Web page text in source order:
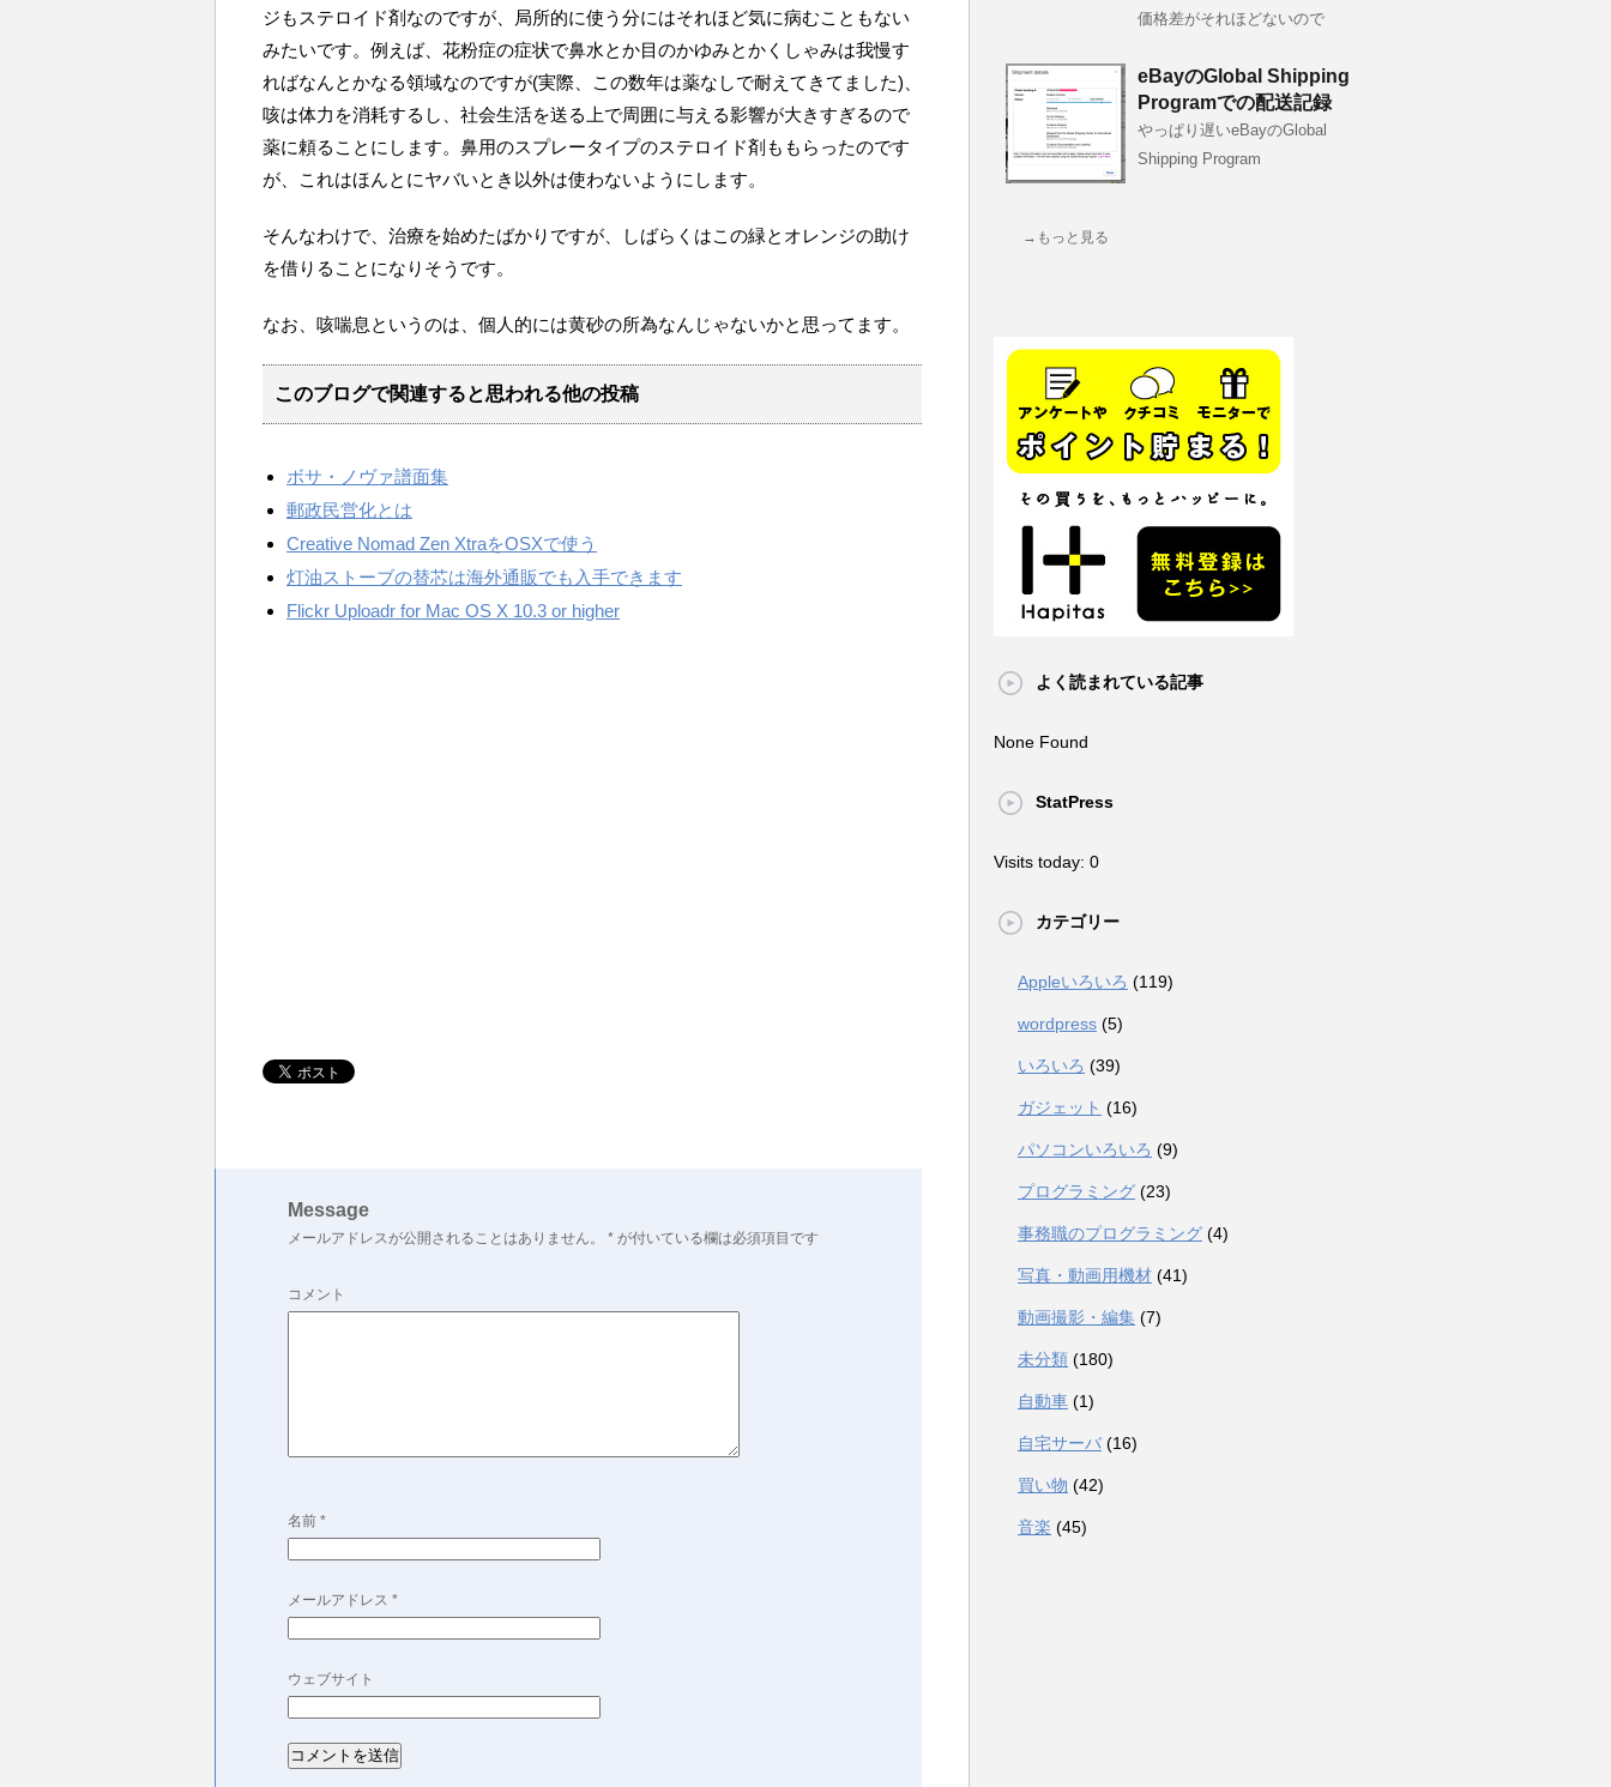
ジもステロイド剤なのですが、局所的に使う分にはそれほど気に病むこともない
みたいです。例えば、花粉症の症状で鼻水とか目のかゆみとかくしゃみは我慢す
ればなんとかなる領域なのですが(実際、この数年は薬なしで耐えてきてました)、
咳は体力を消耗するし、社会生活を送る上で周囲に与える影響が大きすぎるので
薬に頼ることにします。鼻用のスプレータイプのステロイド剤ももらったのです
が、これはほんとにヤバいとき以外は使わないようにします。
そんなわけで、治療を始めたばかりですが、しばらくはこの緑とオレンジの助け
を借りることになりそうです。
なお、咳喘息というのは、個人的には黄砂の所為なんじゃないかと思ってます。
このブログで関連すると思われる他の投稿
ボサ・ノヴァ譜面集
郵政民営化とは
Creative Nomad Zen XtraをOSXで使う
灯油ストーブの替芯は海外通販でも入手できます
Flickr Uploadr for Mac OS X 10.3 or higher
Message
メールアドレスが公開されることはありません。 * が付いている欄は必須項目です
コメント
名前 *
メールアドレス *
ウェブサイト
価格差がそれほどないので
eBayのGlobal Shipping
Programでの配送記録
やっぱり遅いeBayのGlobal
Shipping Program
→もっと見る
よく読まれている記事
None Found
StatPress
Visits today: 0
カテゴリー
Appleいろいろ (119)
wordpress (5)
いろいろ (39)
ガジェット (16)
パソコンいろいろ (9)
プログラミング (23)
事務職のプログラミング (4)
写真・動画用機材 (41)
動画撮影・編集 (7)
未分類 (180)
自動車 (1)
自宅サーバ(16)
買い物 (42)
音楽 (45)